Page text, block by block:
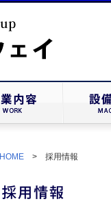
HOME > 採用情報